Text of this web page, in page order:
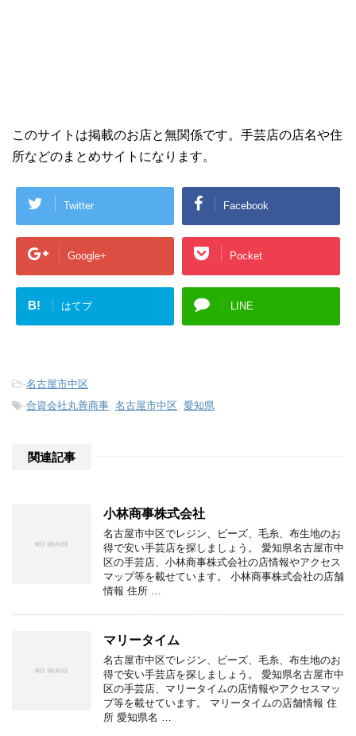
このサイトは掲載のお店と無関係です。手芸店の店名や住
所などのまとめサイトになります。
Twitter Facebook
Google+ Pocket
B! はてブ LINE
-名古屋市中区
-合資会社丸善商事 名古屋市中区 愛知県
関連記事
小林商事株式会社
名古屋市中区でレジン、ビーズ、毛糸、布生地のお
得で安い手芸店を探しましょう。 愛知県名古屋市中
区の手芸店、小林商事株式会社の店情報やアクセス
マップ等を載せています。 小林商事株式会社の店舗
情報 住所 …
マリータイム
名古屋市中区でレジン、ビーズ、毛糸、布生地のお
得で安い手芸店を探しましょう。 愛知県名古屋市中
区の手芸店、マリータイムの店情報やアクセスマッ
プ等を載せています。 マリータイムの店舗情報 住
所 愛知県名 …